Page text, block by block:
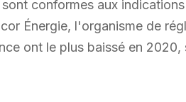
conformes aux
Énergie, l'organisme de
ont le plus baissé en 2020,